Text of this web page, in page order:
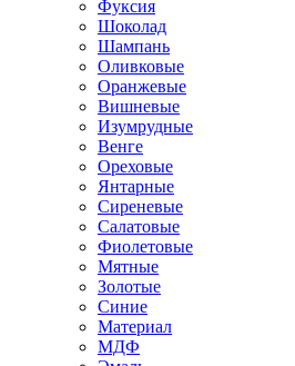
Фуксия
Шоколад
Шампань
Оливковые
Оранжевые
Вишневые
Изумрудные
Венге
Ореховые
Янтарные
Сиреневые
Салатовые
Фиолетовые
Мятные
Золотые
Синие
Материал
МДФ